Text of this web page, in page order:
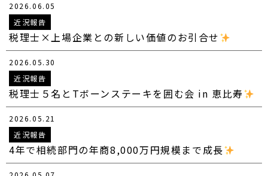
2026.06.05
近況報告
税理士×上場企業との新しい価値のお引合せ
2026.05.30
近況報告
税理士５名とTボーンステーキを囲む会 in 恵比寿
2026.05.21
近況報告
4年で相続部門の年商8,000万円規模まで成長